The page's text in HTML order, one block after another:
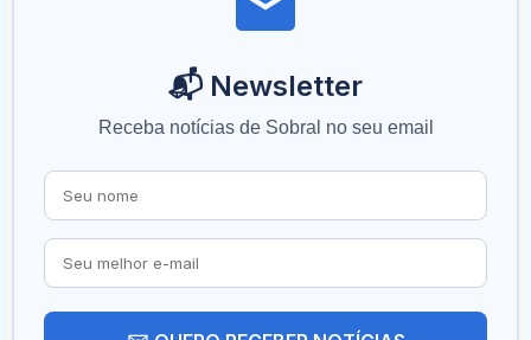
📬 Newsletter
Receba notícias de Sobral no seu email